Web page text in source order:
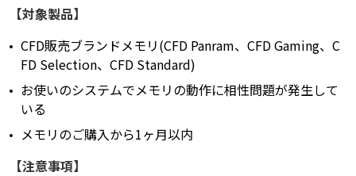
【対象製品】
CFD販売ブランドメモリ(CFD Panram、CFD Gaming、C
FD Selection、CFD Standard)
お使いのシステムでメモリの動作に相性問題が発生して
いる
メモリのご購入から1ヶ月以内
【注意事項】